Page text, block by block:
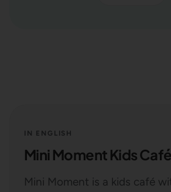
IN ENGLISH
Mini Moment Kids
Mini Moment is a kids café